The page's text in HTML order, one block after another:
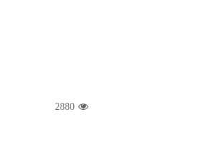
2880